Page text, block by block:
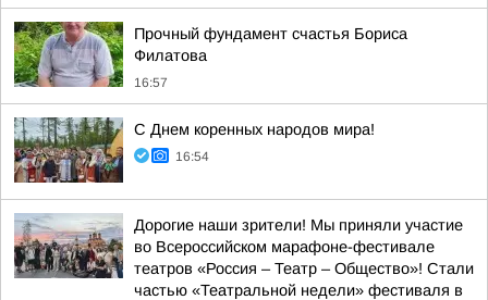
Прочный фундамент счастья Бориса
Филатова
16:57
С Днем коренных народов мира!
16:54
Дорогие наши зрители! Мы приняли участие
во Всероссийском марафоне-фестивале
театров «Россия – Театр – Общество»! Стали
частью «Театральной недели» фестиваля в